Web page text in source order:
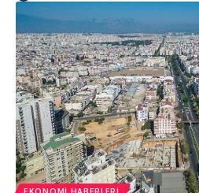
EKONOMI HABERLERI